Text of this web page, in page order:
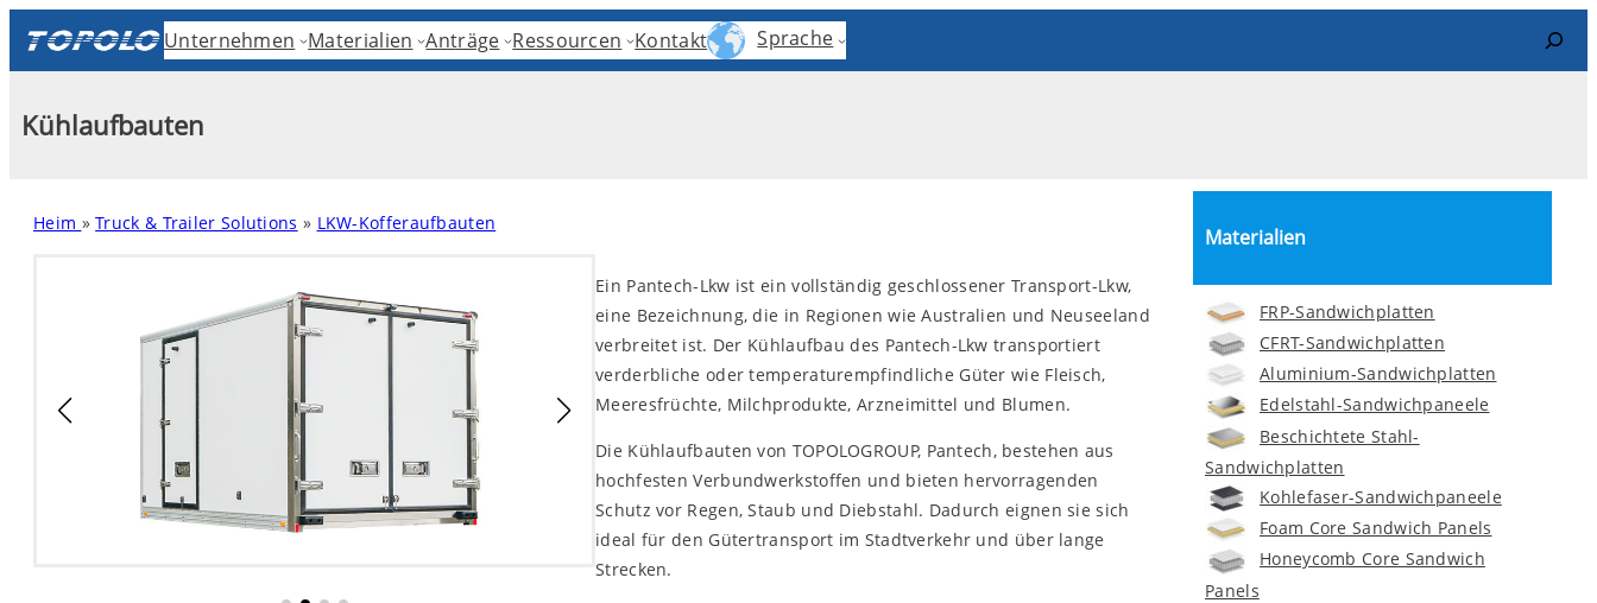
Unternehmen Materialien Anträge Ressourcen Kontakt Sprache Search
Kühlaufbauten
Heim »Truck & Trailer Solutions » LKW-Kofferaufbauten
Ein Pantech-Lkw ist ein vollständig geschlossener Transport-Lkw,
eine Bezeichnung, die in Regionen wie Australien und Neuseeland
verbreitet ist. Der Kühlaufbau des Pantech-Lkw transportiert
verderbliche oder temperaturempfindliche Güter wie Fleisch,
Meeresfrüchte, Milchprodukte, Arzneimittel und Blumen.
Die Kühlaufbauten von TOPOLOGROUP, Pantech, bestehen aus
hochfesten Verbundwerkstoffen und bieten hervorragenden
Schutz vor Regen, Staub und Diebstahl. Dadurch eignen sie sich
ideal für den Gütertransport im Stadtverkehr und über lange
Strecken.
Materialien
FRP-Sandwichplatten
CFRT-Sandwichplatten
Aluminium-Sandwichplatten
Edelstahl-Sandwichpaneele
Beschichtete Stahl-
Sandwichplatten
Kohlefaser-Sandwichpaneele
Foam Core Sandwich Panels
Honeycomb Core Sandwich
Panels